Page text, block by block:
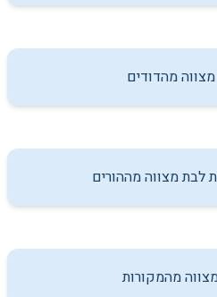
מהדודים
לבת מצווה מההורים
מהמקורות